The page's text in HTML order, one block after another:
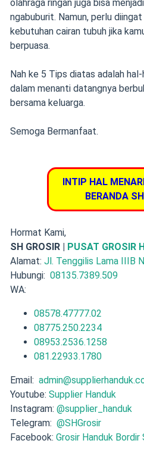
olahraga ringan juga bisa
ngabuburit. Namun, perlu
kebutuhan cairan tubuh jika
berpuasa.
Nah ke 5 Tips diatas adalah
dalam menanti datangnya
bersama keluarga.
Semoga Bermanfaat.
INTIP HAL
BERANDA
Hormat Kami,
SH GROSIR |
PUSAT GROSIR
Alamat: Jl. Tenggilis Lama IIIB
Hubungi: 08135.7389.509
WA:
08578.47777.02
08775.250.2234
08953.2536.1258
081.22933.1780
Email:
Youtube: Supplier Handuk
Instagram: @supplier_handuk
Telegram: @SHGrosir
Facebook: Grosir Handuk Bordir